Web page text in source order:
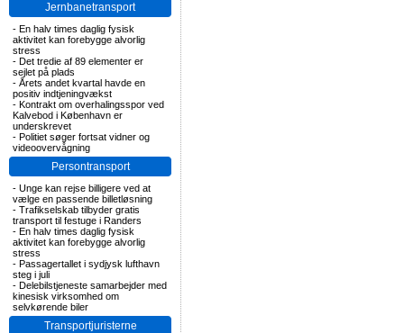
Jernbanetransport
- En halv times daglig fysisk
aktivitet kan forebygge alvorlig
stress
- Det tredie af 89 elementer er
sejlet på plads
- Årets andet kvartal havde en
positiv indtjeningvækst
- Kontrakt om overhalingsspor ved
Kalvebod i København er
underskrevet
- Politiet søger fortsat vidner og
videoovervågning
Persontransport
- Unge kan rejse billigere ved at
vælge en passende billetløsning
- Trafikselskab tilbyder gratis
transport til festuge i Randers
- En halv times daglig fysisk
aktivitet kan forebygge alvorlig
stress
- Passagertallet i sydjysk lufthavn
steg i juli
- Delebilstjeneste samarbejder med
kinesisk virksomhed om
selvkørende biler
Transportjuristerne